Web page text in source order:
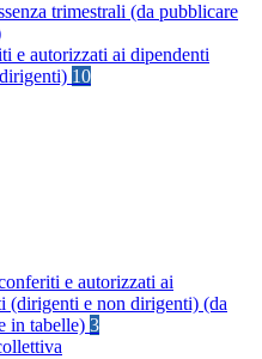
trimestrali (da pubblicare
e autorizzati ai dipendenti
10
e autorizzati ai
(dirigenti e non dirigenti) (da
in tabelle) 3